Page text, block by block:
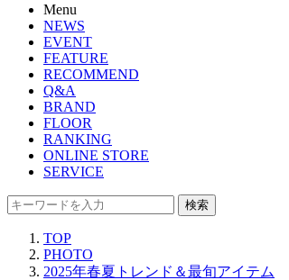
Menu
NEWS
EVENT
FEATURE
RECOMMEND
Q&A
BRAND
FLOOR
RANKING
ONLINE STORE
SERVICE
検索
TOP
PHOTO
2025年春夏トレンド＆最旬アイテム